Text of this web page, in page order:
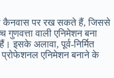
कैनवास पर रख सकते हैं, जिससे
वाली एनिमेशन बना
अलावा, पूर्व-निर्मित
प्रोफेशनल एनिमेशन बनाने के